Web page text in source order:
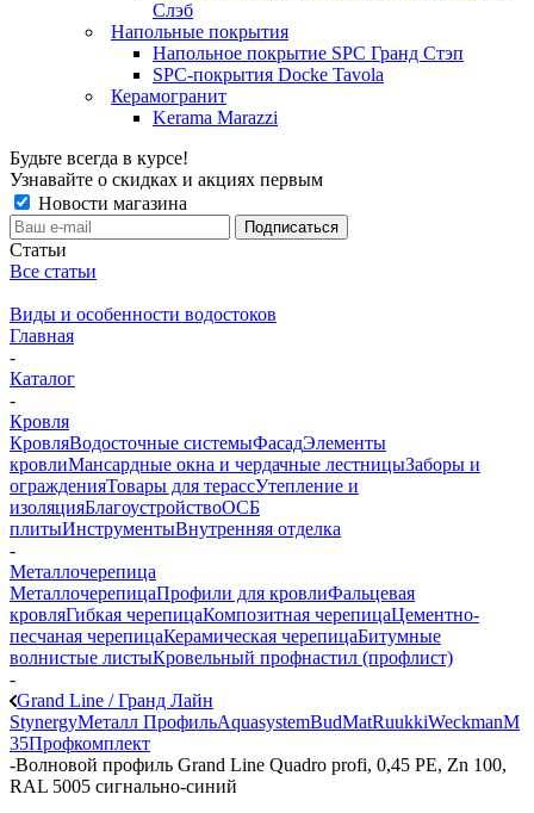
Слэб
Напольные покрытия
Напольное покрытие SPC Гранд Стэп
SPC-покрытия Docke Tavola
Керамогранит
Kerama Marazzi
Будьте всегда в курсе!
Узнавайте о скидках и акциях первым
Новости магазина
Статьи
Все статьи
Виды и особенности водостоков
Главная
-
Каталог
-
Кровля
КровляВодосточные системыФасадЭлементы
кровлиМансардные окна и чердачные лестницыЗаборы и
огражденияТовары для терассУтепление и
изоляцияБлагоустройствоОСБ
плитыИнструментыВнутренняя отделка
-
Металлочерепица
МеталлочерепицаПрофили для кровлиФальцевая
кровляГибкая черепицаКомпозитная черепицаЦементно-
песчаная черепицаКерамическая черепицаБитумные
волнистые листыКровельный профнастил (профлист)
-
Grand Line / Гранд Лайн
StynergyМеталл ПрофильAquasystemBudMatRuukkiWeckmanМ
35Профкомплект
-Волновой профиль Grand Line Quadro profi, 0,45 PE, Zn 100,
RAL 5005 сигнально-синий